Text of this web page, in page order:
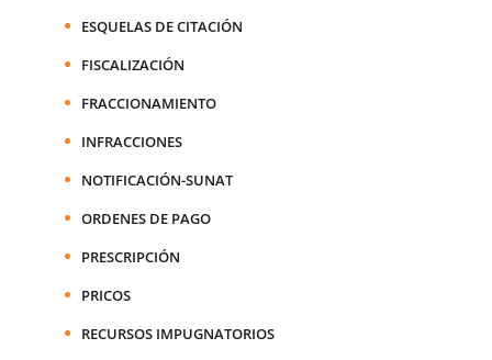
ESQUELAS DE CITACIÓN
FISCALIZACIÓN
FRACCIONAMIENTO
INFRACCIONES
NOTIFICACIÓN-SUNAT
ORDENES DE PAGO
PRESCRIPCIÓN
PRICOS
RECURSOS IMPUGNATORIOS